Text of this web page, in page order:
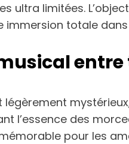
ultra limitées.
immersion totale
l’essence des
pour les